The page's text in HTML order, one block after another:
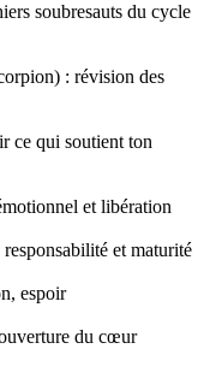
soubresauts du cycle
: révision des
ce qui soutient ton
et libération
et maturité
espoir
du cœur